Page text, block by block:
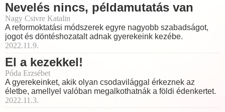
Nevelés nincs, példamutatás van
Nagy Csivre Katalin
A reformoktatási módszerek egyre nagyobb szabadságot,
jogot és döntéshozatalt adnak gyerekeink kezébe.
2022.11.9.
El a kezekkel!
Póda Erzsébet
A gyerekeinket, akik olyan csodavilággal érkeznek az
életbe, amellyel valóban megalkothatnák a földi édenkertet.
2022.11.3.